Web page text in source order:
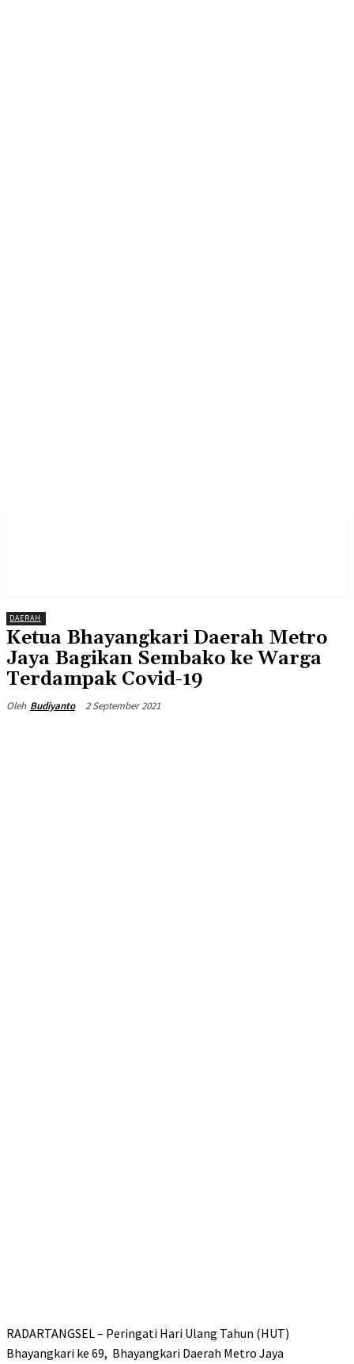
DAERAH
Ketua Bhayangkari Daerah Metro
Jaya Bagikan Sembako ke Warga
Terdampak Covid-19
Oleh Budiyanto 2 September 2021
RADARTANGSEL – Peringati Hari Ulang Tahun (HUT)
Bhayangkari ke 69, Bhayangkari Daerah Metro Jaya